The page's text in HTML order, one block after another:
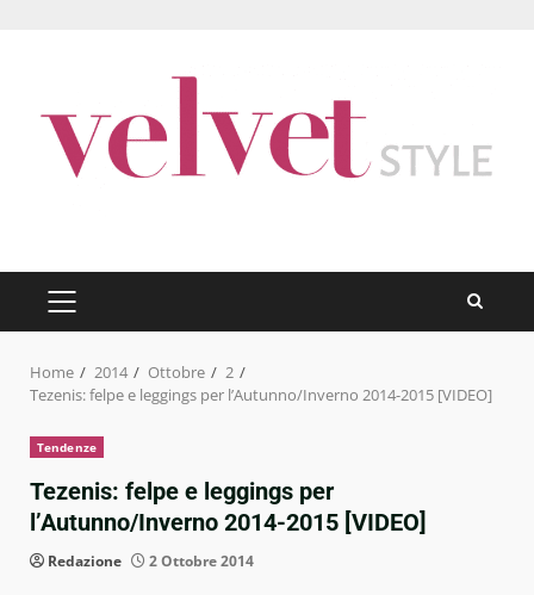
PRIMARY
MENU
Home 2014 Ottobre
2
Tezenis: felpe e leggings per l’Autunno/Inverno 2014-2015 [VIDEO]
Tendenze
Tezenis: felpe e leggings per
l’Autunno/Inverno 2014-2015 [VIDEO]
Redazione 2 Ottobre 2014